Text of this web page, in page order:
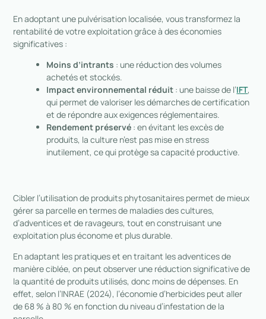
En adoptant une pulvérisation localisée, vous transformez la
rentabilité de votre exploitation grâce à des économies
significatives :
Moins d’intrants : une réduction des volumes
achetés et stockés.
Impact environnemental réduit : une baisse de l’IFT,
qui permet de valoriser les démarches de certification
et de répondre aux exigences réglementaires.
Rendement préservé : en évitant les excès de
produits, la culture n’est pas mise en stress
inutilement, ce qui protège sa capacité productive.
Cibler l’utilisation de produits phytosanitaires permet de mieux
gérer sa parcelle en termes de maladies des cultures,
d’adventices et de ravageurs, tout en construisant une
exploitation plus économe et plus durable.
En adaptant les pratiques et en traitant les adventices de
manière ciblée, on peut observer une réduction significative de
la quantité de produits utilisés, donc moins de dépenses. En
effet, selon l’INRAE (2024), l’économie d’herbicides peut aller
de 68 % à 80 % en fonction du niveau d’infestation de la